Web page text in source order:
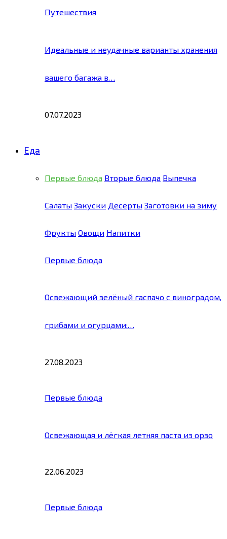
Путешествия
Идеальные и неудачные варианты хранения
вашего багажа в…
07.07.2023
Еда
Первые блюда Вторые блюда Выпечка
Салаты Закуски Десерты Заготовки на зиму
Фрукты Овощи Напитки
Первые блюда
Освежающий зелёный гаспачо с виноградом,
грибами и огурцами:…
27.08.2023
Первые блюда
Освежающая и лёгкая летняя паста из орзо
22.06.2023
Первые блюда